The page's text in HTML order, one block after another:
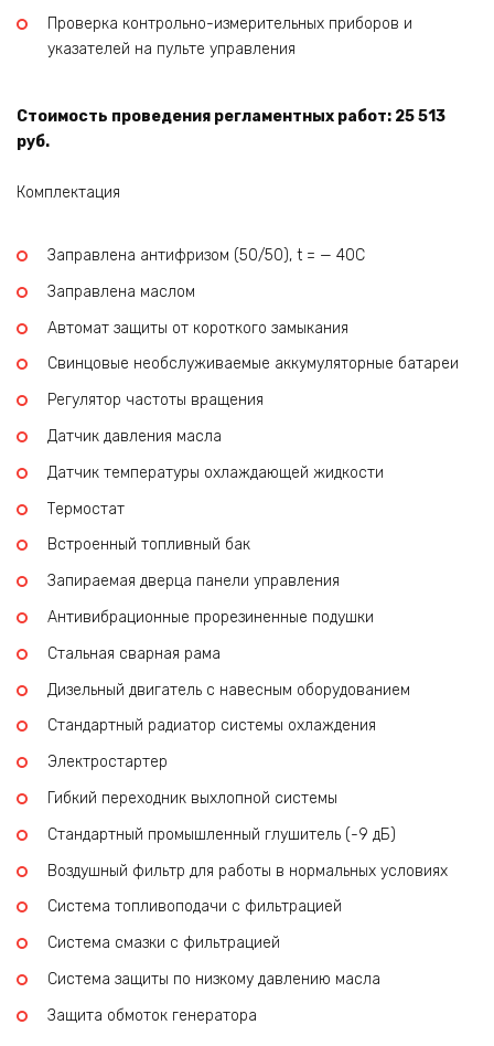
Проверка контрольно-измерительных приборов и
указателей на пульте управления
Стоимость проведения регламентных работ: 25 513
руб.
Комплектация
Заправлена антифризом (50/50), t = — 40C
Заправлена маслом
Автомат защиты от короткого замыкания
Свинцовые необслуживаемые аккумуляторные батареи
Регулятор частоты вращения
Датчик давления масла
Датчик температуры охлаждающей жидкости
Термостат
Встроенный топливный бак
Запираемая дверца панели управления
Антивибрационные прорезиненные подушки
Стальная сварная рама
Дизельный двигатель с навесным оборудованием
Стандартный радиатор системы охлаждения
Электростартер
Гибкий переходник выхлопной системы
Стандартный промышленный глушитель (-9 дБ)
Воздушный фильтр для работы в нормальных условиях
Система топливоподачи с фильтрацией
Система смазки с фильтрацией
Система защиты по низкому давлению масла
Защита обмоток генератора